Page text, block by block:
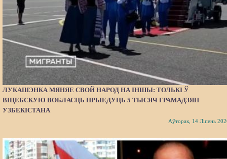
ЛУКАШЭНКА МЯНЯЕ СВОЙ НАРОД НА ІНШЫ: ТОЛЬКІ Ў
ВІЦЕБСКУЮ ВОБЛАСЦЬ ПРЫЕДУЦЬ 5 ТЫСЯЧ ГРАМАДЗЯН
УЗБЕКІСТАНА
Аўторак, 14 Ліпень